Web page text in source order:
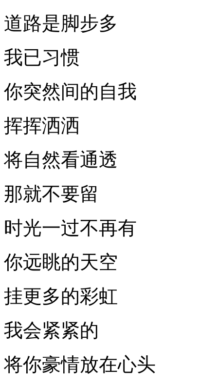
道路是脚步多
我已习惯
你突然间的自我
挥挥洒洒
将自然看通透
那就不要留
时光一过不再有
你远眺的天空
挂更多的彩虹
我会紧紧的
将你豪情放在心头